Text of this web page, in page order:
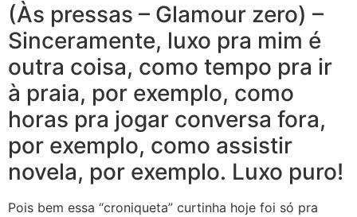
(Às pressas – Glamour zero) –
Sinceramente, luxo pra mim é
outra coisa, como tempo pra ir
à praia, por exemplo, como
horas pra jogar conversa fora,
por exemplo, como assistir
novela, por exemplo. Luxo puro!
Pois bem essa “croniqueta” curtinha hoje foi só pra